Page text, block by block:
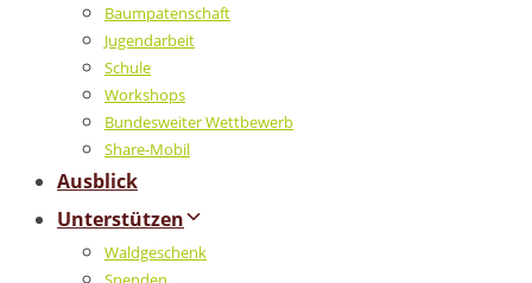
Baumpatenschaft
Jugendarbeit
Schule
Workshops
Bundesweiter Wettbewerb
Share-Mobil
Ausblick
Unterstützen
Waldgeschenk